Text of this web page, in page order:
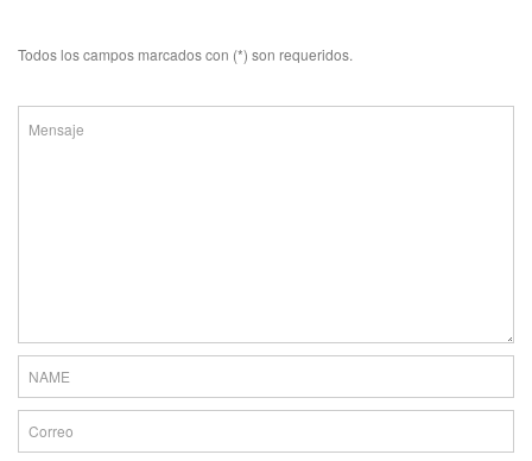
Todos los campos marcados con (*) son requeridos.